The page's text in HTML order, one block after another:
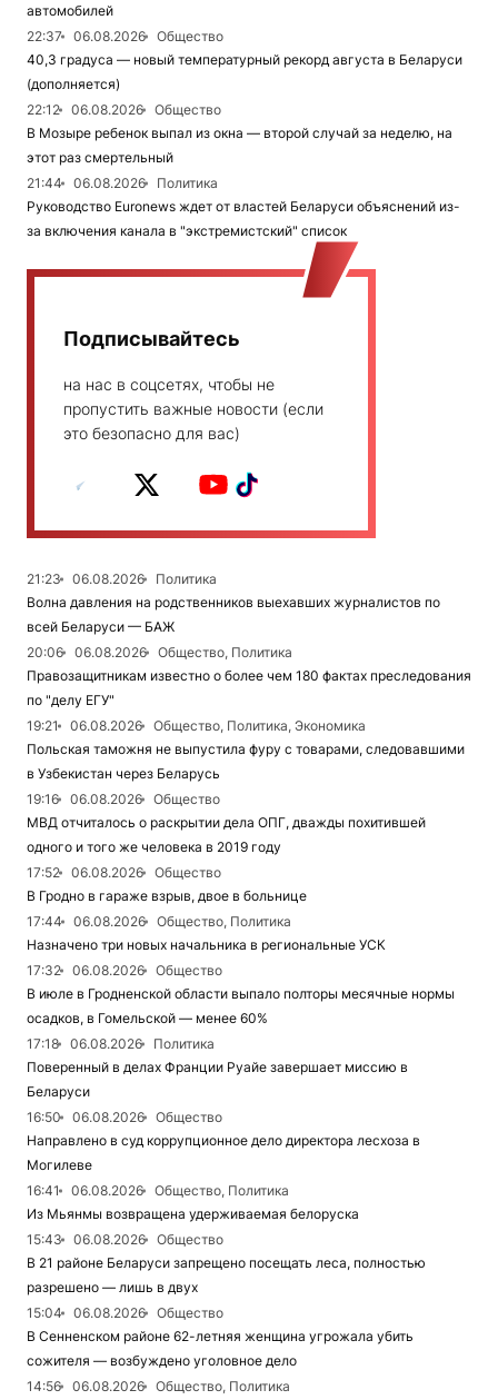
автомобилей
22:37
06.08.2026
Общество
40,3 градуса — новый температурный рекорд августа в Беларуси
(дополняется)
22:12
06.08.2026
Общество
В Мозыре ребенок выпал из окна — второй случай за неделю, на
этот раз смертельный
21:44
06.08.2026
Политика
Руководство Euronews ждет от властей Беларуси объяснений из-
за включения канала в "экстремистский" список
Подписывайтесь
на нас в соцсетях, чтобы не
пропустить важные новости (если
это безопасно для вас)
21:23 06.08.2026
Политика
Волна давления на родственников выехавших журналистов по
всей Беларуси — БАЖ
20:06
06.08.2026
Общество, Политика
Правозащитникам известно о более чем 180 фактах преследования
по "делу ЕГУ"
19:21
06.08.2026
Общество, Политика, Экономика
Польская таможня не выпустила фуру с товарами, следовавшими
в Узбекистан через Беларусь
19:16
06.08.2026
Общество
МВД отчиталось о раскрытии дела ОПГ, дважды похитившей
одного и того же человека в 2019 году
17:52
06.08.2026
Общество
В Гродно в гараже взрыв, двое в больнице
17:44
06.08.2026
Общество, Политика
Назначено три новых начальника в региональные УСК
17:32
06.08.2026
Общество
В июле в Гродненской области выпало полторы месячные нормы
осадков, в Гомельской — менее 60%
17:18
06.08.2026
Политика
Поверенный в делах Франции Руайе завершает миссию в
Беларуси
16:50
06.08.2026
Общество
Направлено в суд коррупционное дело директора лесхоза в
Могилеве
16:41
06.08.2026
Общество, Политика
Из Мьянмы возвращена удерживаемая белоруска
15:43
06.08.2026
Общество
В 21 районе Беларуси запрещено посещать леса, полностью
разрешено — лишь в двух
15:04
06.08.2026
Общество
В Сенненском районе 62-летняя женщина угрожала убить
сожителя — возбуждено уголовное дело
14:56
06.08.2026
Общество, Политика